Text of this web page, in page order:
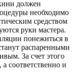
должен
необходимо
средством
руки мастера.
понежиться в
распаренными
За счет этого
а соответственно и